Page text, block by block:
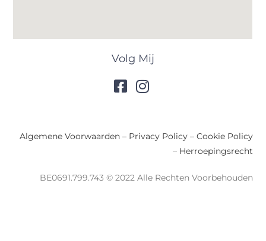
Volg Mij
Algemene Voorwaarden– Privacy Policy– Cookie Policy
– Herroepingsrecht
BE0691.799.743 © 2022 Alle Rechten Voorbehouden